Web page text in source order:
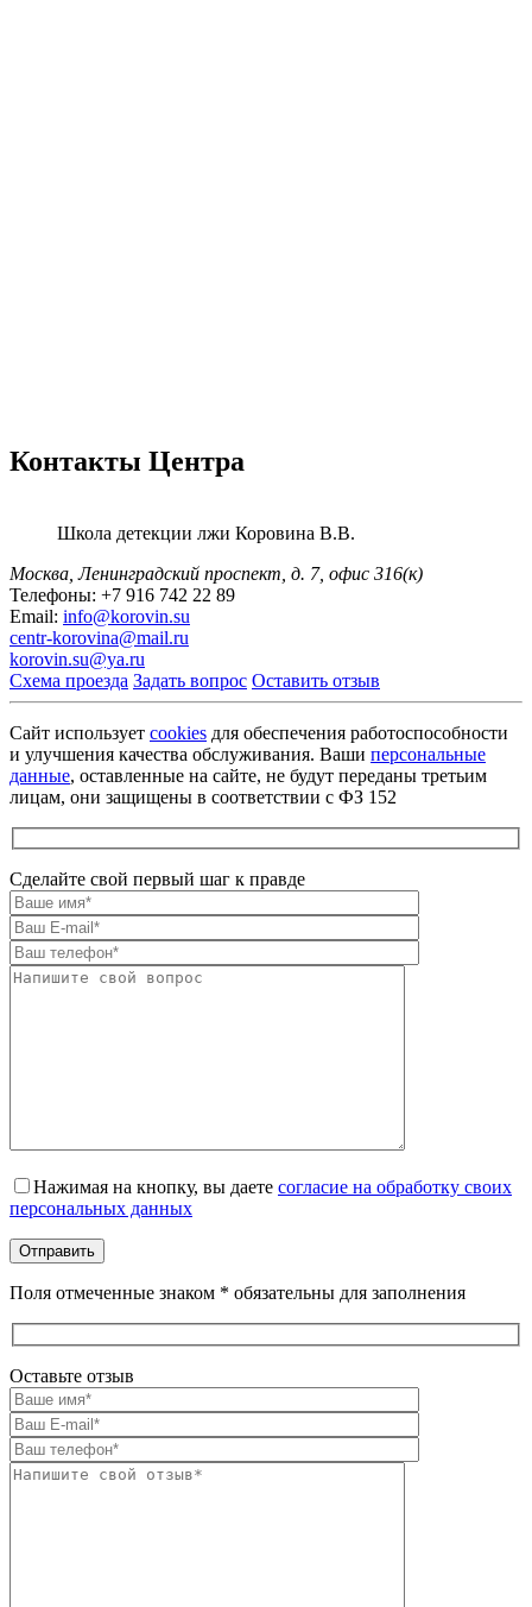
Контакты Центра
Школа детекции лжи Коровина В.В.
Москва, Ленинградский проспект, д. 7, офис 316(к)
Телефоны: +7 916 742 22 89
Email: info@korovin.su
centr-korovina@mail.ru
korovin.su@ya.ru
Схема проезда Задать вопрос Оставить отзыв
Сайт использует cookies для обеспечения работоспособности
и улучшения качества обслуживания. Ваши персональные
данные, оставленные на сайте, не будут переданы третьим
лицам, они защищены в соответствии с ФЗ 152
Сделайте свой первый шаг к правде
Нажимая на кнопку, вы даете согласие на обработку своих
персональных данных
Поля отмеченные знаком * обязательны для заполнения
Оставьте отзыв